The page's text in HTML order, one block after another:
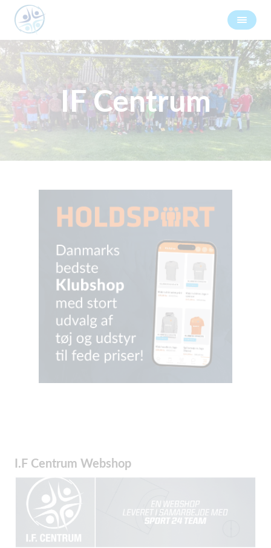
IF Centrum
I.F Centrum Webshop